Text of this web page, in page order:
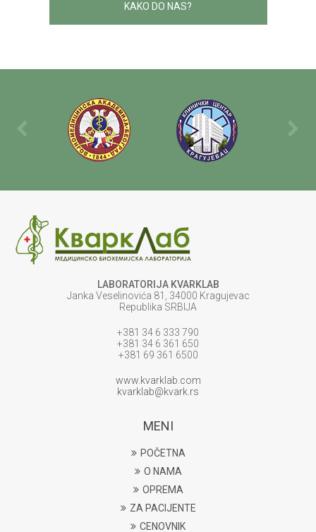
KAKO DO NAS?
LABORATORIJA KVARKLAB
Janka Veselinovića 81, 34000 Kragujevac
Republika SRBIJA
+381 34 6 333 790
+381 34 6 361 650
+381 69 361 6500
www.kvarklab.com
kvarklab@kvark.rs
MENI
POČETNA
O NAMA
OPREMA
ZA PACIJENTE
CENOVNIK